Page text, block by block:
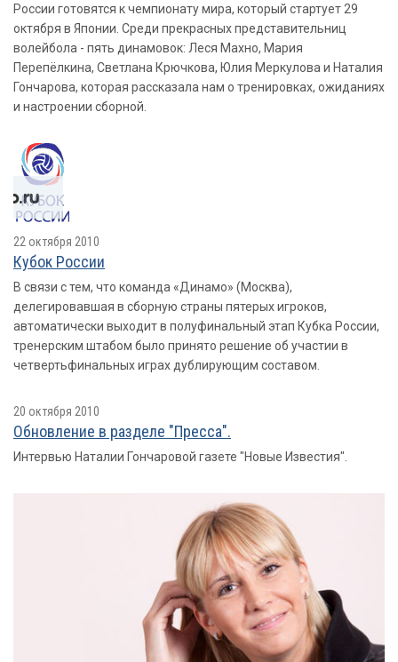
России готовятся к чемпионату мира, который стартует 29
октября в Японии. Среди прекрасных представительниц
волейбола - пять динамовок: Леся Махно, Мария
Перепёлкина, Светлана Крючкова, Юлия Меркулова и Наталия
Гончарова, которая рассказала нам о тренировках, ожиданиях
и настроении сборной.
22 октября 2010
Кубок России
В связи с тем, что команда «Динамо» (Москва),
делегировавшая в сборную страны пятерых игроков,
автоматически выходит в полуфинальный этап Кубка России,
тренерским штабом было принято решение об участии в
четвертьфинальных играх дублирующим составом.
20 октября 2010
Обновление в разделе "Пресса".
Интервью Наталии Гончаровой газете "Новые Известия".